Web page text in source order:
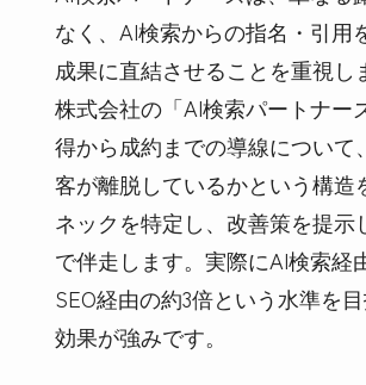
なく、AI検索からの指名・引用
成果に直結させることを重視し
株式会社の「AI検索パートナー
得から成約までの導線について
客が離脱しているかという構造
ネックを特定し、改善策を提示
で伴走します。実際にAI検索経
SEO経由の約3倍という水準を
効果が強みです。